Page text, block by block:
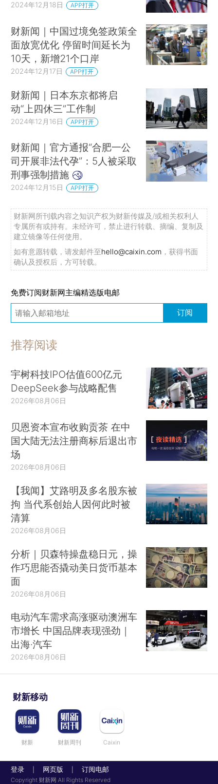
2024年12月18日 APP打开
财新闻｜中国过境免签政策全
面放宽优化 停留时间延长为
10天，新增21个口岸
2024年12月17日 APP打开
财新闻｜日本东京都将启
动“上四休三”工作制
2024年12月16日 APP打开
财新闻｜官方通报“合肥一公
司开展非法代孕”：5人被采取
刑事强制措施
2024年12月15日 APP打开
财新网所刊载内容之知识产权为财新传媒及/或相关权利人
专属所有或持有。未经许可，禁止进行转载、摘编、复制及
建立镜像等任何使用。
如有意愿转载，请发邮件至hello@caixin.com ，获得书面
确认及授权后，方可转载。
免费订阅财新网主编精选版电邮
订阅
推荐阅读
宇树科技IPO估值600亿元
DeepSeek参与战略配售
2026年08月06日
贝恩资本宣布收购贡茶 在中
国大陆无法注册商标后退出市
场
2026年08月06日
【我闻】艾路明及多名股东被
拘 当代系创始人因何此时被
清算
2026年08月06日
分析｜贝森特操盘稳日元，操
作巧思能否撬动美日货币基本
面
2026年08月06日
电动汽车需求高涨驱动澳洲车
市增长 中国品牌表现强劲｜
出海·汽车
2026年08月06日
财新移动
财新 财新周刊 Caixin
登录 网页版 订阅电邮
Copyright 财新网 All Rights Reserved